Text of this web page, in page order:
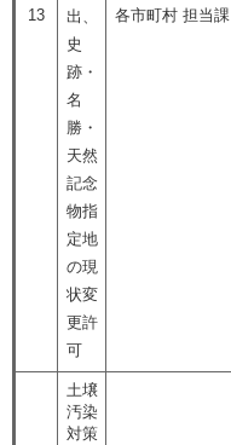
13
出、
史
跡・
名
勝・
天然
記念
物指
定地
の現
状変
更許
可
各市町村 担当課
土壌
汚染
対策